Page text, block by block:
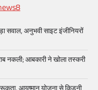
सवाल, अनुभवी साइट इंजीनियरों
नकली; आबकारी ने खोला तस्करी
आयुष्मान योजना से किडनी